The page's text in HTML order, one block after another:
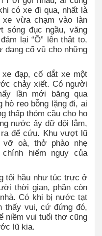
có xe đi qua, nhất là
vừa chạm vào làn
sóng đục ngầu, văng
lại “Ồ” lên thật to,
đang cổ vũ cho những
đạp, cố dắt xe một
chảy xiết. Có người
lần mới băng qua
reo bỗng lặng đi, ai
thấp thỏm cầu cho họ
nước ấy dữ dội lắm,
để cứu. Khu vượt lũ
vỡ oà, thở phào nhẹ
hiểm nguy của
tôi hầu như túc trực ở
thời gian, phần còn
Có khi bị nước tạt
thấy vui, cứ đứng đó,
niềm vui tuổi thơ cũng
lũ kia.